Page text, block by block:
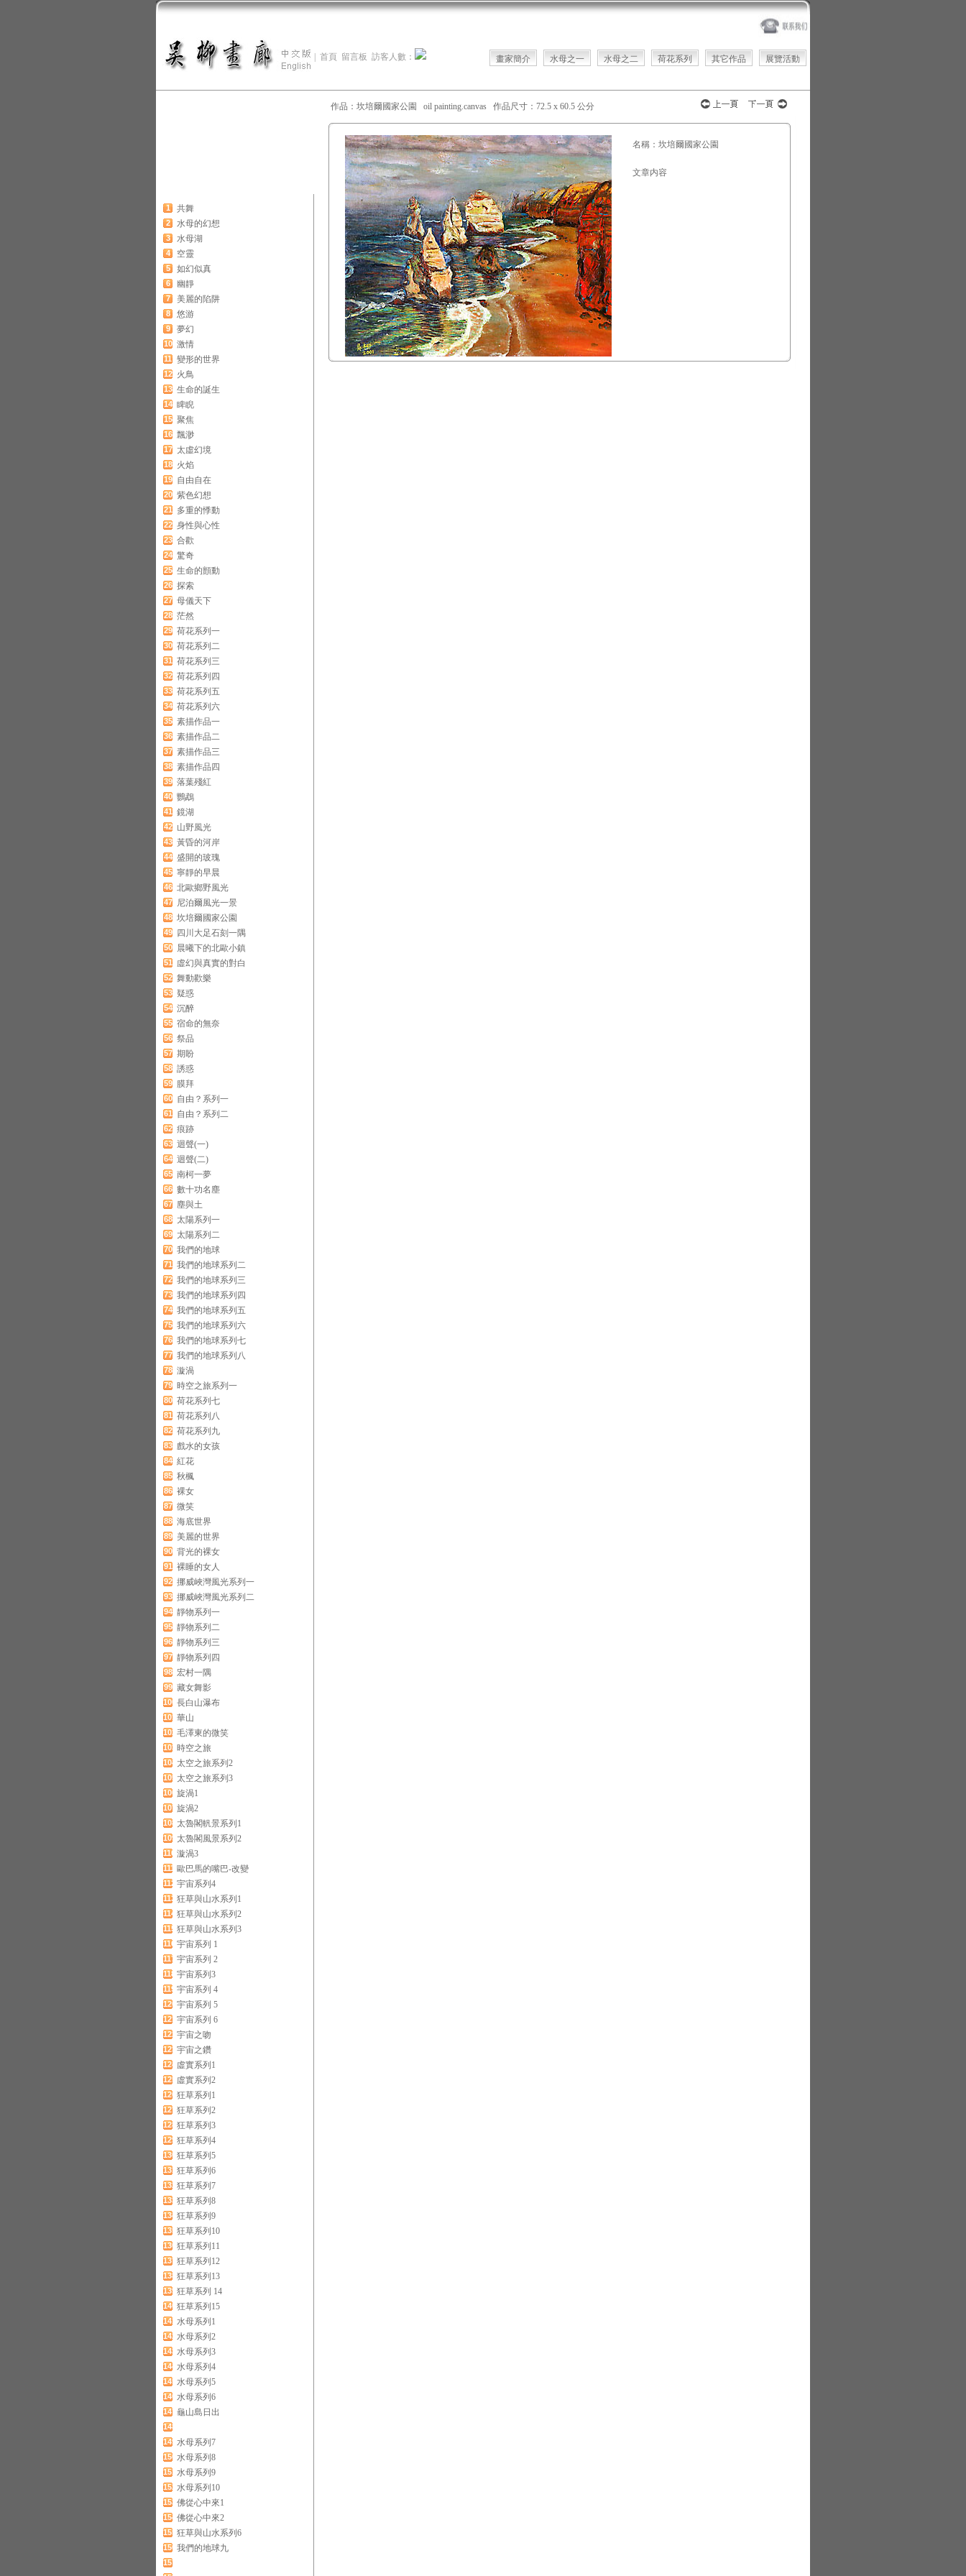
首頁 留言板 訪客人數： 畫家簡介 水母之一 水母之二 荷花系列 其它作品 展覽活動
1 共舞
2 水母的幻想
3 水母湖
4 空靈
5 如幻似真
6 幽靜
7 美麗的陷阱
8 悠游
9 夢幻
10 激情
11 變形的世界
12 火鳥
13 生命的誕生
14 睥睨
15 聚焦
16 飄渺
17 太虛幻境
18 火焰
19 自由自在
20 紫色幻想
21 多重的悸動
22 身性與心性
23 合歡
24 驚奇
25 生命的顫動
26 探索
27 母儀天下
28 茫然
29 荷花系列一
30 荷花系列二
31 荷花系列三
32 荷花系列四
33 荷花系列五
34 荷花系列六
35 素描作品一
36 素描作品二
37 素描作品三
38 素描作品四
39 落葉殘紅
40 鸚鵡
41 鏡湖
42 山野風光
43 黃昏的河岸
44 盛開的玻瑰
45 寧靜的早晨
46 北歐鄉野風光
47 尼泊爾風光一景
48 坎培爾國家公園
49 四川大足石刻一隅
50 晨曦下的北歐小鎮
51 虛幻與真實的對白
52 舞動歡樂
53 疑惑
54 沉醉
55 宿命的無奈
56 祭品
57 期盼
58 誘惑
59 膜拜
60 自由？系列一
61 自由？系列二
62 痕跡
63 迴聲(一)
64 迴聲(二)
65 南柯一夢
66 數十功名塵
67 塵與土
68 太陽系列一
69 太陽系列二
70 我們的地球
71 我們的地球系列二
72 我們的地球系列三
73 我們的地球系列四
74 我們的地球系列五
75 我們的地球系列六
76 我們的地球系列七
77 我們的地球系列八
78 漩渦
79 時空之旅系列一
80 荷花系列七
81 荷花系列八
82 荷花系列九
83 戲水的女孩
84 紅花
85 秋楓
86 裸女
87 微笑
88 海底世界
89 美麗的世界
90 背光的裸女
91 裸睡的女人
92 挪威峽灣風光系列一
93 挪威峽灣風光系列二
94 靜物系列一
95 靜物系列二
96 靜物系列三
97 靜物系列四
98 宏村一隅
99 藏女舞影
100 長白山瀑布
101 華山
102 毛澤東的微笑
103 時空之旅
104 太空之旅系列2
105 太空之旅系列3
106 旋渦1
107 旋渦2
108 太魯閣軓景系列1
109 太魯閣風景系列2
110 漩渦3
111 歐巴馬的嘴巴-改變
112 宇宙系列4
113 狂草與山水系列1
114 狂草與山水系列2
115 狂草與山水系列3
116 宇宙系列 1
117 宇宙系列 2
118 宇宙系列3
119 宇宙系列 4
120 宇宙系列 5
121 宇宙系列 6
122 宇宙之吻
123 宇宙之鑽
124 虛實系列1
125 虛實系列2
126 狂草系列1
127 狂草系列2
128 狂草系列3
129 狂草系列4
130 狂草系列5
131 狂草系列6
132 狂草系列7
133 狂草系列8
134 狂草系列9
135 狂草系列10
136 狂草系列11
137 狂草系列12
138 狂草系列13
139 狂草系列 14
140 狂草系列15
141 水母系列1
142 水母系列2
143 水母系列3
144 水母系列4
145 水母系列5
146 水母系列6
147 龜山島日出
148
149 水母系列7
150 水母系列8
151 水母系列9
152 水母系列10
153 佛從心中來1
154 佛從心中來2
155 狂草與山水系列6
156 我們的地球九
157
作品：坎培爾國家公園 oil painting.canvas 作品尺寸：72.5 x 60.5 公分
名稱：坎培爾國家公園
文章内容